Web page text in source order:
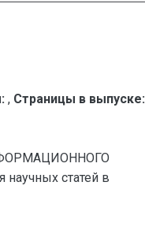
, Страницы в выпуске:
статей в